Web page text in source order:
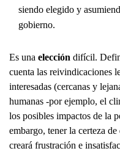
siendo elegido y
gobierno.
Es una elección difícil.
cuenta las reivindicaciones
interesadas (cercanas y
humanas -por ejemplo, el
los posibles impactos de la
embargo, tener la certeza
creará frustración e